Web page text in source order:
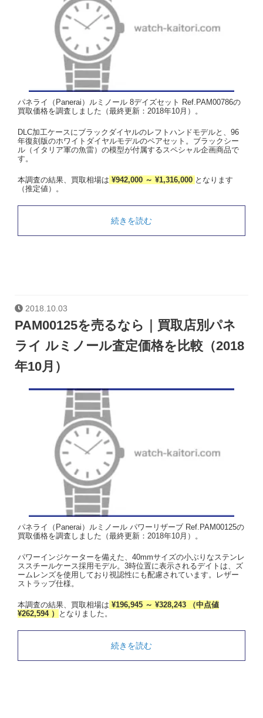
パネライ（Panerai）ルミノール 8デイズセット Ref.PAM00786の
買取価格を調査しました（最終更新：2018年10月）。
DLC加工ケースにブラックダイヤルのレフトハンドモデルと、96
年復刻版のホワイトダイヤルモデルのペアセット。ブラックシー
ル（イタリア軍の魚雷）の模型が付属するスペシャル企画商品で
す。
本調査の結果、買取相場は ¥942,000 ～ ¥1,316,000 となります
（推定値）。
続きを読む
2018.10.03
PAM00125を売るなら｜買取店別パネ
ライ ルミノール査定価格を比較（2018
年10月）
パネライ（Panerai）ルミノール パワーリザーブ Ref.PAM00125の
買取価格を調査しました（最終更新：2018年10月）。
パワーインジケーターを備えた、40mmサイズの小ぶりなステンレ
ススチールケース採用モデル。3時位置に表示されるデイトは、ズ
ームレンズを使用しており視認性にも配慮されています。レザー
ストラップ仕様。
本調査の結果、買取相場は ¥196,945 ～ ¥328,243 （中点値
¥262,594 ）
となりました。
続きを読む